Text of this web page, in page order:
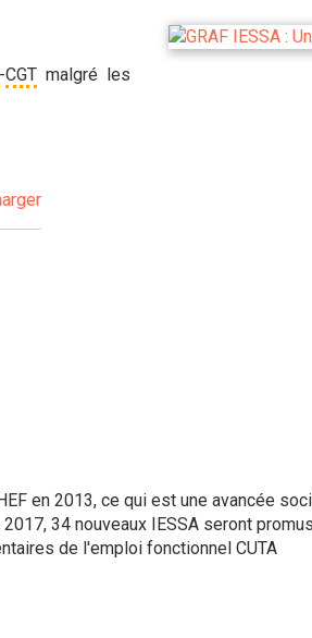
-CGT malgré les
en 2013, ce qui est une avancée
34 nouveaux IESSA seront promus
de l'emploi fonctionnel CUTA